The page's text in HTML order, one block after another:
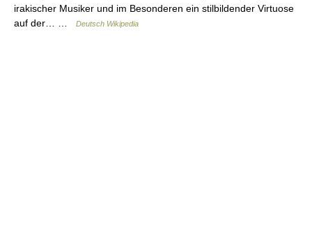
irakischer Musiker und im Besonderen ein stilbildender Virtuose
auf der… …
Deutsch Wikipedia